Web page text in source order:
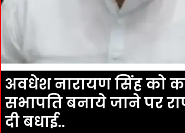
अवधेश नारायण सिंह को
सभापति बनाये जाने पर
दी बधाई..